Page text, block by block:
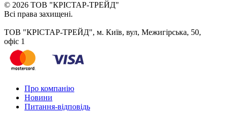
© 2026 ТОВ "КРІСТАР-ТРЕЙД"
Всі права захищені.
ТОВ "КРІСТАР-ТРЕЙД", м. Київ, вул, Межигірська, 50,
офіс 1
Про компанію
Новини
Питання-відповідь